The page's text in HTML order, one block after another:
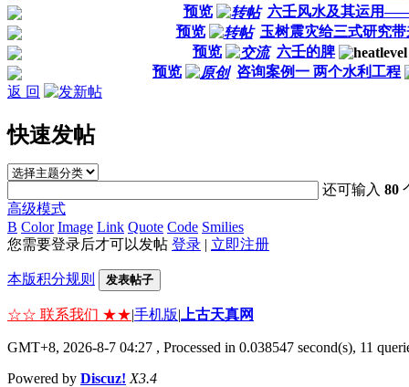
预览
六壬风水及其运用
预览
玉树震灾给三式研究
预览
六壬的脾
预览
咨询案例一 两个水利工程
返 回
快速发帖
还可输入80
高级模式
B Color Image Link Quote Code Smilies
您需要登录后才可以发帖 登录 | 立即注册
本版积分规则 发表帖子
☆☆ 联系我们 ★★|手机版| 上古天真网
GMT+8, 2026-8-7 04:27 , Processed in 0.038547 second(s), 11
Powered by Discuz! X3.4